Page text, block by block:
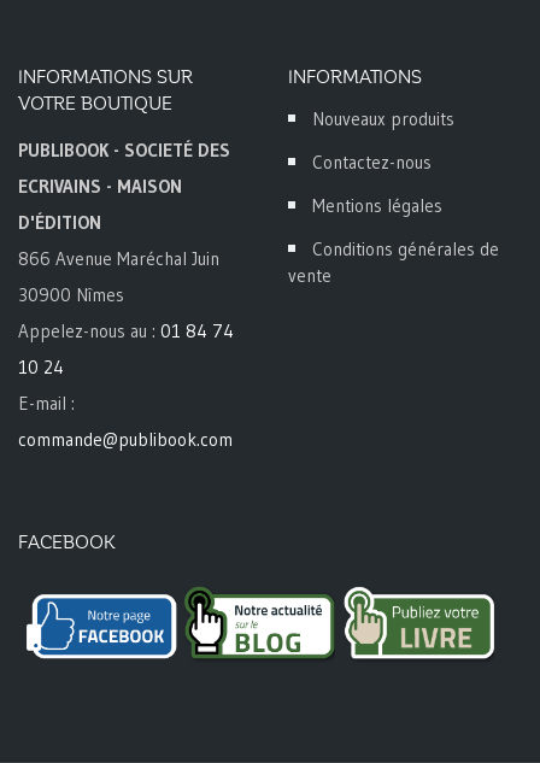
INFORMATIONS SUR
VOTRE BOUTIQUE
PUBLIBOOK - SOCIETÉ DES
ECRIVAINS - MAISON
D'ÉDITION
866 Avenue Maréchal Juin
30900 Nîmes
Appelez-nous au : 01 84 74
10 24
E-mail :
commande@publibook.com
INFORMATIONS
Nouveaux produits
Contactez-nous
Mentions légales
Conditions générales de
vente
FACEBOOK